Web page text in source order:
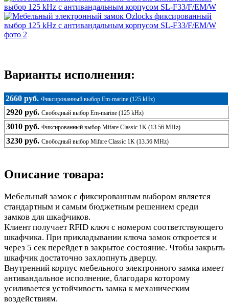
Варианты исполнения:
2660 руб. Фиксированный выбор Em-marine (125 kHz)
2920 руб. Свободный выбор Em-marine (125 kHz)
3010 руб. Фиксированный выбор Mifare Classic 1K (13.56 MHz)
3230 руб. Свободный выбор Mifare Classic 1K (13.56 MHz)
Описание товара:
Мебельный замок с фиксированным выбором является
стандартным и самым бюджетным решением среди
замков для шкафчиков.
Клиент получает RFID ключ с номером соответствующего
шкафчика. При прикладывании ключа замок откроется и
через 5 сек перейдет в закрытое состояние. Чтобы закрыть
шкафчик достаточно захлопнуть дверцу.
Внутренний корпус мебельного электронного замка имеет
антивандальное исполнение, благодаря которому
усиливается устойчивость замка к механическим
воздействиям.